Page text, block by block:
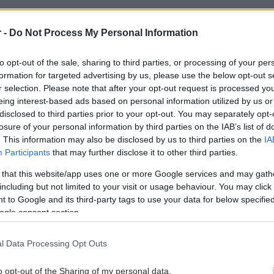
- Do Not Process My Personal Information
opt-out of the sale, sharing to third parties, or processing of your
for targeted advertising by us, please use the below opt-out
selection. Please note that after your opt-out request is processed
interest-based ads based on personal information utilized by us
to third parties prior to your opt-out. You may separately
of your personal information by third parties on the IAB’s list of
This information may also be disclosed by us to third parties on the
Participants that may further disclose it to other third parties.
that this website/app uses one or more Google services and may
but not limited to your visit or usage behaviour. You may
to Google and its third-party tags to use your data for below
consent section.
Data Processing Opt Outs
opt-out of the Sharing of my personal data.
χρονών, 80 κιλά, 156 ύψος
2026, 16:52
πάρω κ χάπι επόμενης ημέρας ?
σας. Εφόσον λαμβάνετε το Yasminelle σταθερά, χωρίς
και περίπου την ίδια ώρα...
χρονών, 48 κιλά, 160 ύψος
2026, 15:14
ιδιαίτερα σημαντικό στοιχε...